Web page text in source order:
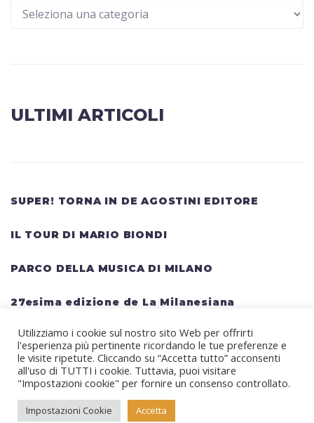
ULTIMI ARTICOLI
SUPER! TORNA IN DE AGOSTINI EDITORE
IL TOUR DI MARIO BIONDI
PARCO DELLA MUSICA DI MILANO
27esima edizione de La Milanesiana
HELLWATT FESTIVAL: una lineup gigantesca
per il festival estivo TRAVIS SCOTT, KANYE
WEST, SWEDISH HOUSE MAFIA, MARTIN
Utilizziamo i cookie sul nostro sito Web per offrirti
l'esperienza più pertinente ricordando le tue preferenze e
le visite ripetute. Cliccando su “Accetta tutto” acconsenti
all'uso di TUTTI i cookie. Tuttavia, puoi visitare
"Impostazioni cookie" per fornire un consenso controllato.
Impostazioni Cookie Accetta